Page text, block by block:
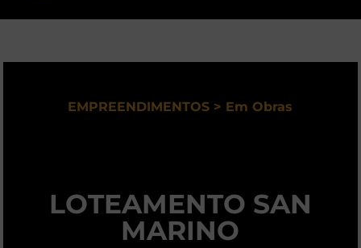
EMPREENDIMENTOS > Em Obras
LOTEAMENTO SAN
MARINO